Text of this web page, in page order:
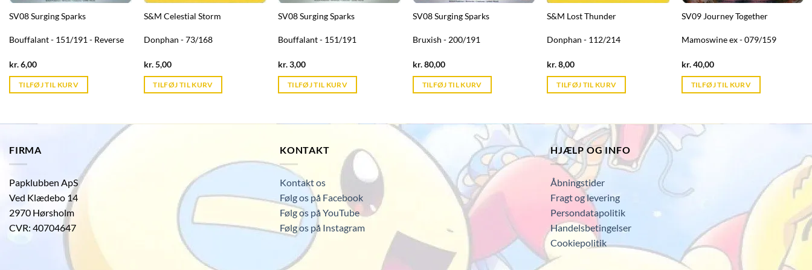
SV08 Surging Sparks
Bouffalant - 151/191 - Reverse
kr.6,00Current
is:
kr. 39,95.
TILFØJ TIL KURV
S&M Celestial Storm
Donphan - 73/168
kr.5,00Current
is:
kr. 39,95.
TILFØJ TIL KURV
SV08 Surging Sparks
Bouffalant - 151/191
kr.3,00Current
is:
kr. 39,95.
TILFØJ TIL KURV
SV08 Surging Sparks
Bruxish - 200/191
kr.80,00Current
is:
kr. 39,95.
TILFØJ TIL KURV
S&M Lost Thunder
Donphan - 112/214
kr.8,00Current
is:
kr. 39,95.
TILFØJ TIL KURV
SV09 Journey Together
Mamoswine ex - 079/159
kr.40,00Current
is:
kr. 39,95.
TILFØJ TIL KURV
FIRMA
Papklubben ApS
Ved Klædebo 14
2970 Hørsholm
CVR: 40704647
KONTAKT
Kontakt os
Følg os på Facebook
Følg os på YouTube
Følg os på Instagram
HJÆLP OG INFO
Åbningstider
Fragt og levering
Persondatapolitik
Handelsbetingelser
Cookiepolitik